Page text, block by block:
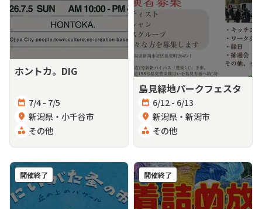
ホントカ。DIG
calendar_month 7/4 - 7/5
location_on 新潟県・小千谷市
category その他
島見緑地パークフェスタ
calendar_month 6/12 - 6/13
location_on 新潟県・新潟市
category その他
開催終了 開催終了